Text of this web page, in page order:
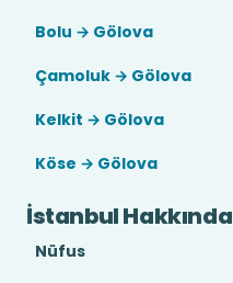
Bolu → Gölova
Çamoluk → Gölova
Kelkit → Gölova
Köse → Gölova
İstanbul Hakkında
Nüfus